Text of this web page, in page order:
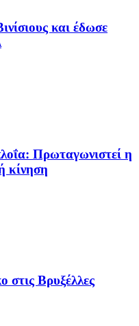
και έδωσε
Πρωταγωνιστεί η
κίνηση
Βρυξέλλες